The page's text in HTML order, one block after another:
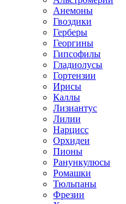
Анемоны
Гвоздики
Герберы
Георгины
Гипсофилы
Гладиолусы
Гортензии
Ирисы
Каллы
Лизиантус
Лилии
Нарцисс
Орхидеи
Пионы
Ранункулюсы
Ромашки
Тюльпаны
Фрезии